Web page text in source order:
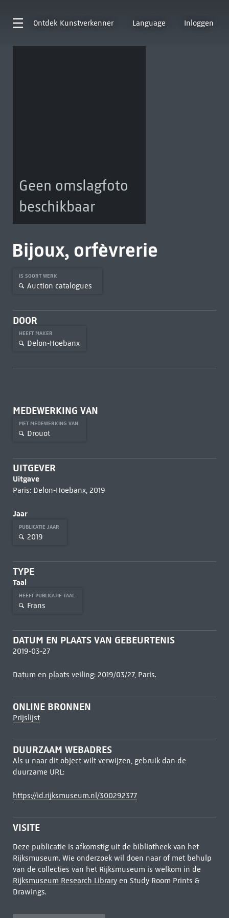
Ontdek Kunstverkenner Language Inloggen
Geen omslagfoto
beschikbaar
Bijoux, orfèvrerie
IS SOORT WERK
Auction catalogues
DOOR
HEEFT MAKER
Delon-Hoebanx
MEDEWERKING VAN
MET MEDEWERKING VAN
Drouot
UITGEVER
Uitgave
Paris: Delon-Hoebanx, 2019
Jaar
PUBLICATIE JAAR
2019
TYPE
Taal
HEEFT PUBLICATIE TAAL
Frans
DATUM EN PLAATS VAN GEBEURTENIS
2019-03-27
Datum en plaats veiling: 2019/03/27, Paris.
ONLINE BRONNEN
Prijslijst
DUURZAAM WEBADRES
Als u naar dit object wilt verwijzen, gebruik dan de
duurzame URL:
https://id.rijksmuseum.nl/300292377
VISITE
Deze publicatie is afkomstig uit de bibliotheek van het
Rijksmuseum. Wie onderzoek wil doen naar of met behulp
van de collecties van het Rijksmuseum is welkom in de
Rijksmuseum Research Libraryen Study Room Prints &
Drawings.